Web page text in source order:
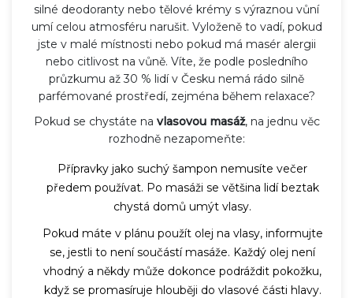
silné deodoranty nebo tělové krémy s výraznou vůní
umí celou atmosféru narušit. Vyloženě to vadí, pokud
jste v malé místnosti nebo pokud má masér alergii
nebo citlivost na vůně. Víte, že podle posledního
průzkumu až 30 % lidí v Česku nemá rádo silně
parfémované prostředí, zejména během relaxace?
Pokud se chystáte na vlasovou masáž, na jednu věc
rozhodně nezapomeňte:
Přípravky jako suchý šampon nemusíte večer
předem používat. Po masáži se většina lidí beztak
chystá domů umýt vlasy.
Pokud máte v plánu použít olej na vlasy, informujte
se, jestli to není součástí masáže. Každý olej není
vhodný a někdy může dokonce podráždit pokožku,
když se promasíruje hlouběji do vlasové části hlavy.